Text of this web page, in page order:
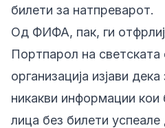
билети за натпреварот.
Од ФИФА, пак, ги
Портпарол на светската
организација изјави
никакви информации
лица без билети успеале